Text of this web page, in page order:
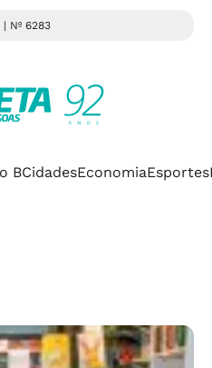
| Nº 6283
BCidadesEconomiaEsportes